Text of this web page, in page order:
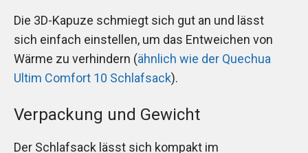
Die 3D-Kapuze schmiegt sich gut an und lässt
sich einfach einstellen, um das Entweichen von
Wärme zu verhindern (ähnlich wie der Quechua
Ultim Comfort 10 Schlafsack).
Verpackung und Gewicht
Der Schlafsack lässt sich kompakt im